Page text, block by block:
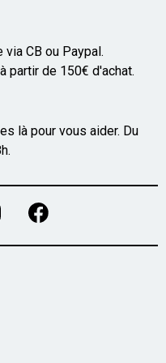
CB ou Paypal.
partir de 150€ d'achat.
là pour vous aider. Du